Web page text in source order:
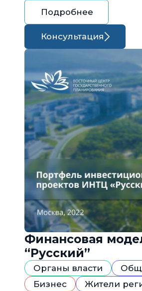
Подробнее
Консультация
Финансовая
“Русский”
Органы власти
Бизнес
Жители